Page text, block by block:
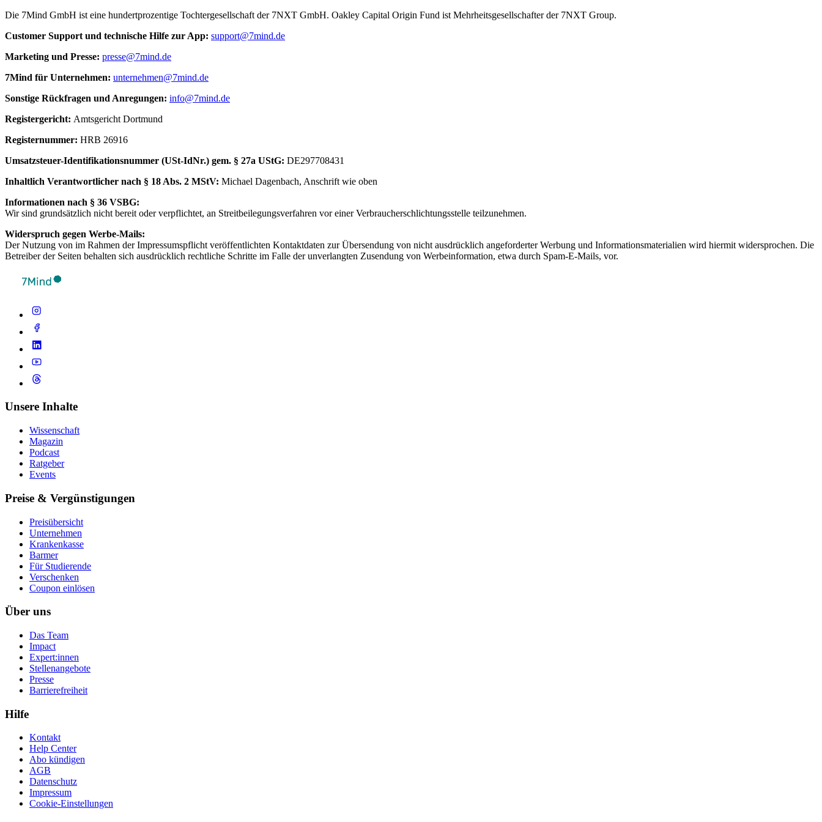
Die 7Mind GmbH ist eine hundertprozentige Tochtergesellschaft der 7NXT GmbH. Oakley Capital Origin Fund ist Mehrheitsgesellschafter der 7NXT Group.
Cus­to­mer Sup­port und tech­nische Hilfe zur App: support@7mind.de
Mar­ke­ting und Presse: presse@7mind.de
7Mind für Unter­neh­men: unternehmen@7mind.de
Sons­tige Rück­fra­gen und Anre­gun­gen: info@7mind.de
Regis­ter­ge­richt: Amts­ge­richt Dort­mund
Regis­ter­num­mer: HRB 26916
Umsatzs­teuer-Iden­ti­fi­ka­tions­num­mer (USt-IdNr.) gem. § 27a UStG: DE297708431
Inhalt­lich Verant­wort­li­cher nach § 18 Abs. 2 MStV: Michael Dagenbach, Anschrift wie oben
Infor­ma­tio­nen nach § 36 VSBG:
Wir sind grund­sätz­lich nicht bereit oder verp­flich­tet, an Streit­bei­le­gung­sver­fah­ren vor einer Ver­brau­cher­schlich­tungs­s­telle teil­zu­neh­men.
Widerspruch gegen Werbe-Mails:
Der Nutzung von im Rahmen der Impressumspflicht veröffentlichten Kontaktdaten zur Übersendung von nicht ausdrücklich angeforderter Werbung und Informationsmaterialien wird hiermit widersprochen. Die
Betreiber der Seiten behalten sich ausdrücklich rechtliche Schritte im Falle der unverlangten Zusendung von Werbeinformation, etwa durch Spam-E-Mails, vor.
Unsere Inhalte
Wissenschaft
Magazin
Podcast
Ratgeber
Events
Preise & Vergünstigungen
Preisübersicht
Unternehmen
Krankenkasse
Barmer
Für Studierende
Ver­schen­ken
Coupon einlösen
Über uns
Das Team
Impact
Expert:innen
Stellenangebote
Presse
Barrierefreiheit
Hilfe
Kontakt
Help Center
Abo kündigen
AGB
Datenschutz
Impressum
Cookie-Einstellungen